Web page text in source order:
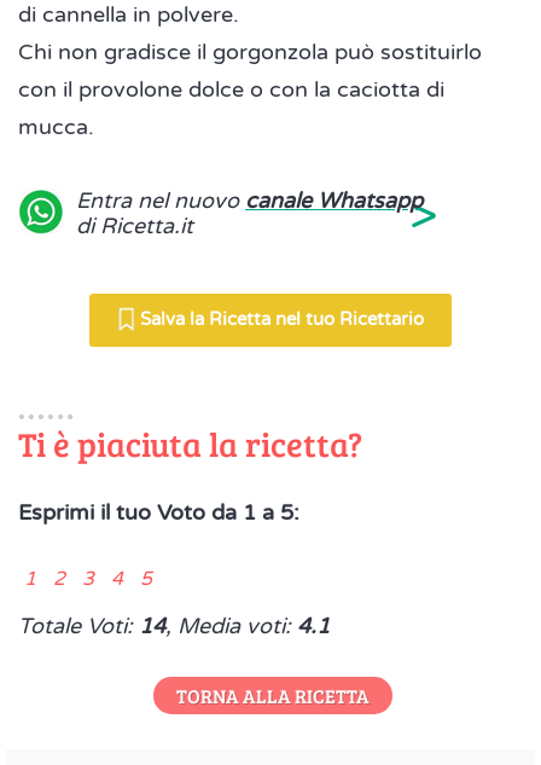
di cannella in polvere.
Chi non gradisce il gorgonzola può sostituirlo
con il provolone dolce o con la caciotta di
mucca.
Entra nel nuovo canale Whatsapp
di Ricetta.it
>
Salva la Ricetta nel tuo Ricettario
Ti è piaciuta la ricetta?
Esprimi il tuo Voto da 1 a 5:
1 2 3 4 5
Totale Voti: 14, Media voti: 4.1
TORNA ALLA RICETTA